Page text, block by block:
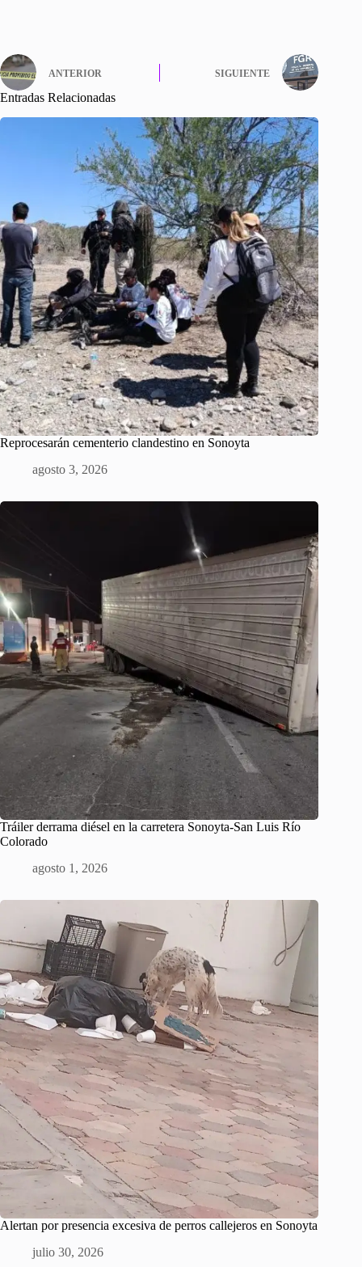
ANTERIOR SIGUIENTE
Entradas Relacionadas
Reprocesarán cementerio clandestino en Sonoyta
agosto 3, 2026
Tráiler derrama diésel en la carretera Sonoyta-San Luis Río
Colorado
agosto 1, 2026
Alertan por presencia excesiva de perros callejeros en Sonoyta
julio 30, 2026